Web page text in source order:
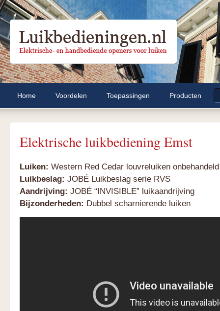
Home Voordelen Toepassingen Producten
Elektrische luikbediening Emst
Luiken: Western Red Cedar louvreluiken onbehandeld
Luikbeslag: JOBÉ Luikbeslag serie RVS
Aandrijving: JOBÉ “INVISIBLE” luikaandrijving
Bijzonderheden: Dubbel scharnierende luiken